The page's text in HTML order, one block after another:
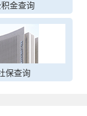
积金查询
保查询